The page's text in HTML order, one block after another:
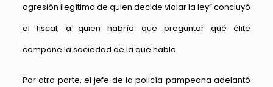
agresión ilegítima de quien decide violar la ley” concluyó
el fiscal, a quien habría que preguntar qué élite
compone la sociedad de la que habla.
Por otra parte, el jefe de la policía pampeana adelantó